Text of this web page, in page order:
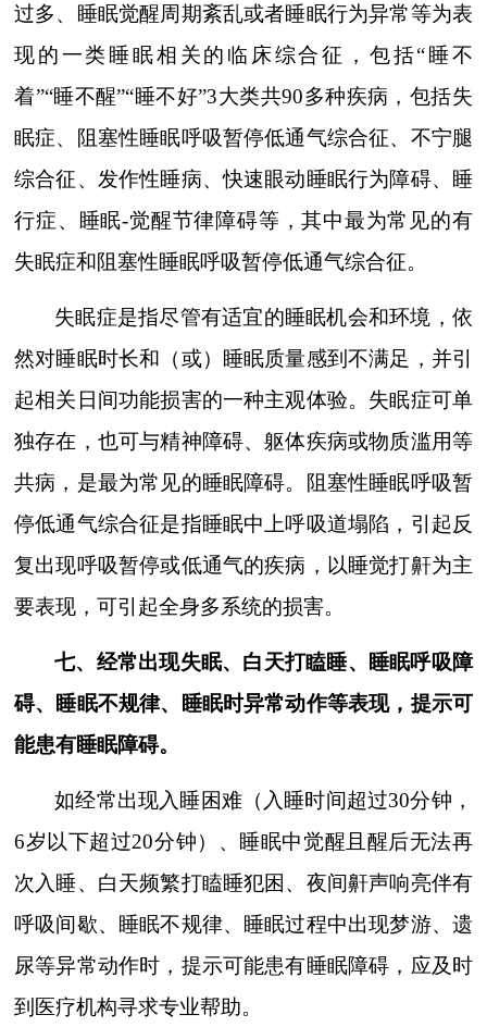
过多、睡眠觉醒周期紊乱或者睡眠行为异常等为表
现的一类睡眠相关的临床综合征，包括“睡不
着”“睡不醒”“睡不好”3大类共90多种疾病，包括失
眠症、阻塞性睡眠呼吸暂停低通气综合征、不宁腿
综合征、发作性睡病、快速眼动睡眠行为障碍、睡
行症、睡眠-觉醒节律障碍等，其中最为常见的有
失眠症和阻塞性睡眠呼吸暂停低通气综合征。
失眠症是指尽管有适宜的睡眠机会和环境，依
然对睡眠时长和（或）睡眠质量感到不满足，并引
起相关日间功能损害的一种主观体验。失眠症可单
独存在，也可与精神障碍、躯体疾病或物质滥用等
共病，是最为常见的睡眠障碍。阻塞性睡眠呼吸暂
停低通气综合征是指睡眠中上呼吸道塌陷，引起反
复出现呼吸暂停或低通气的疾病，以睡觉打鼾为主
要表现，可引起全身多系统的损害。
七、经常出现失眠、白天打瞌睡、睡眠呼吸障
碍、睡眠不规律、睡眠时异常动作等表现，提示可
能患有睡眠障碍。
如经常出现入睡困难（入睡时间超过30分钟，
6岁以下超过20分钟）、睡眠中觉醒且醒后无法再
次入睡、白天频繁打瞌睡犯困、夜间鼾声响亮伴有
呼吸间歇、睡眠不规律、睡眠过程中出现梦游、遗
尿等异常动作时，提示可能患有睡眠障碍，应及时
到医疗机构寻求专业帮助。